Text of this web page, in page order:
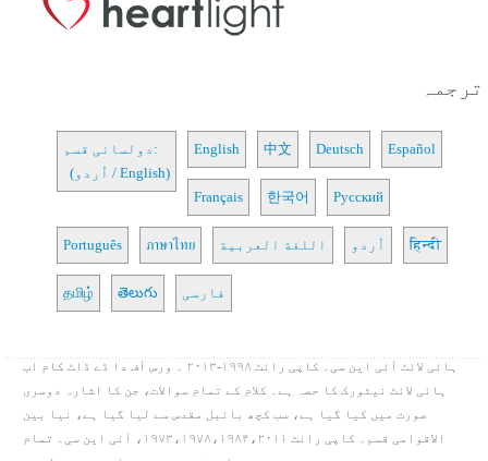
ترجمہ
دولسانی قسم:
(اُردو / English)
English 中文 Deutsch Español
Français 한국어 Русский
Português ภาษาไทย اللغة العربية اُردو हिन्दी
தமிழ் తెలుగు فارسی
ہائی لائٹ آئی این سی۔ کاپی رائٹ ۱۹۹۸-۲۰۱۳ ۔ ورس آف دا ڈے ڈاٹ کام اب
ہائی لائٹ نیٹورک کا حصہ ہے۔ کلام کے تمام سوالات، جن کا اشارہ دوسری
صورت میں کیا گیا ہے، سب کچھ بائبل مقدس سے لیا گیا ہے، نیا بین
الاقوامی قسم۔ کاپی رائٹ ۱۹۷۳،۱۹۷۸،۱۹۸۴،۲۰۱۱، آئی این سی۔ تمام